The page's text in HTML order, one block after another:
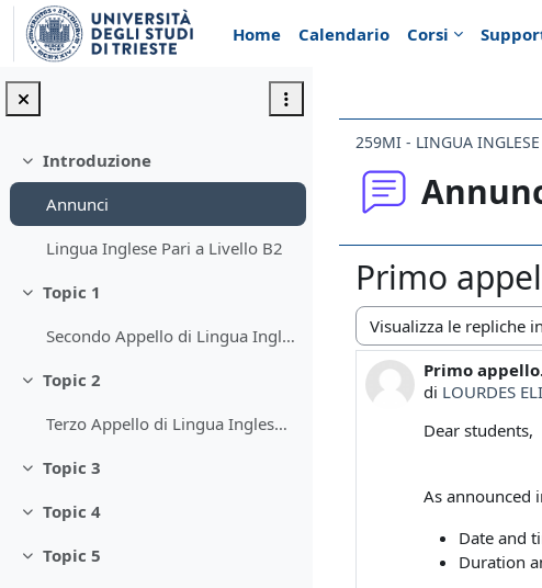
Vai al contenuto principale
Home
Calendario Corsi
Minimizza
Introduzione
Annunci
Lingua Inglese Pari a Livello B2
Minimizza
Topic 1
Secondo Appello di Lingua Inglese Pari a Livello B2
Minimizza
Topic 2
Terzo Appello di Lingua Inglese Pari a Livello B2
Minimizza
Topic 3
Minimizza
Topic 4
Minimizza
Topic 5
259MI - LINGUA
Primo
Modalità visualizzazione
Primo
di LOURDES
Numero di
Dear students,
As announced
Date and
Duration